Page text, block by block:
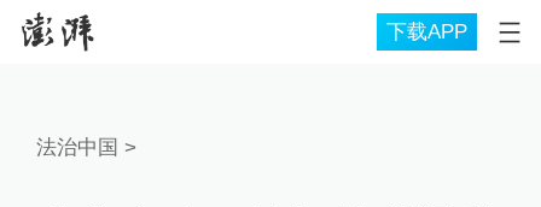
下载APP
法治中国 >